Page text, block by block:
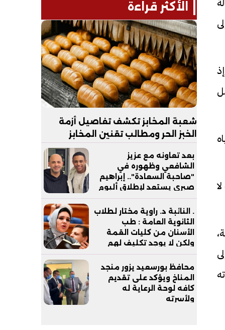
الأكثر قراءة
شعبة المخابز تكشف تفاصيل أزمة
الخبز الحر ومطالب تقنين المخابز
بعد تعاونه مع عزيز
الشافعي وظهوره في
"صاحبة السعادة".. إبراهيم
صبري يستعد لإطلاق ألبوم
"كلام"
. النائبة د. راوية مختار لطلاب
الثانوية العامة : طب
الأسنان من كليات القمة
ولكن لا يوجد تكليف لهم
بعد التخرج
محافظ بورسعيد يزور منجد
المناخ ويؤكد على تقديم
كافه لوحة الرعاية له
ولأسرته